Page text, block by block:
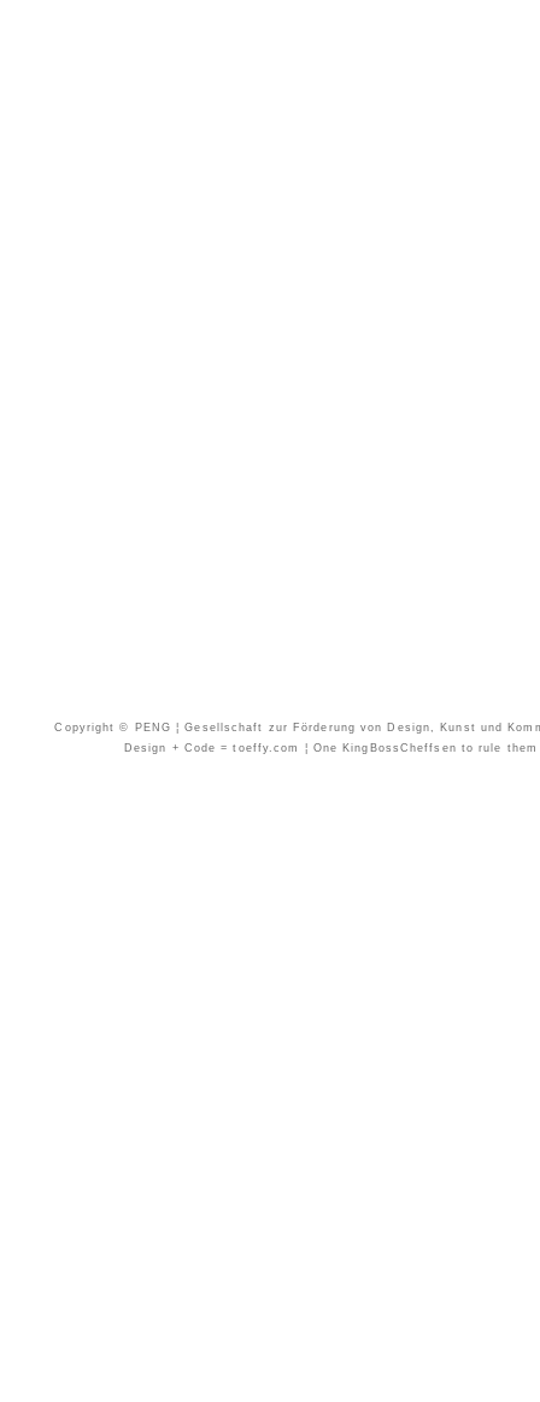
Copyright © PENG ¦ Gesellschaft zur Förderung von Design, Kunst und
Design + Code = toeffy.com ¦ One KingBossCheffsen to rule